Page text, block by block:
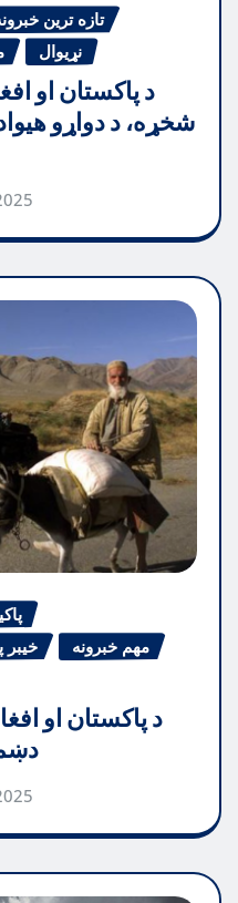
تازه ترین
نړیوال
د پاکستان او
شخړه، د دواړو
خیبر
مهم خبرونه
د پاکستان او